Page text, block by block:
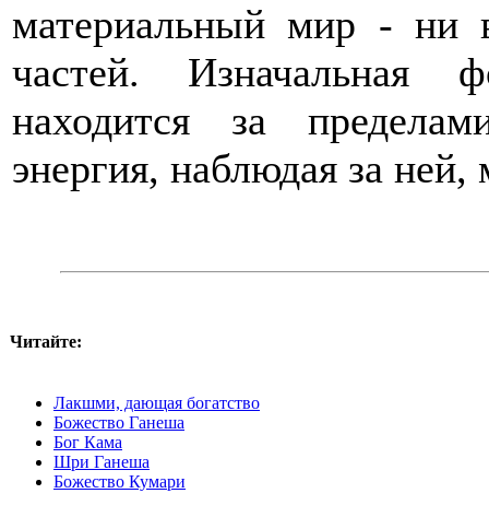
материальный мир - ни
частей. Изначальная
находится за
энергия, наблюдая за
Читайте:
Лакшми, дающая богатство
Божество Ганеша
Бог Кама
Шри Ганеша
Божество Кумари